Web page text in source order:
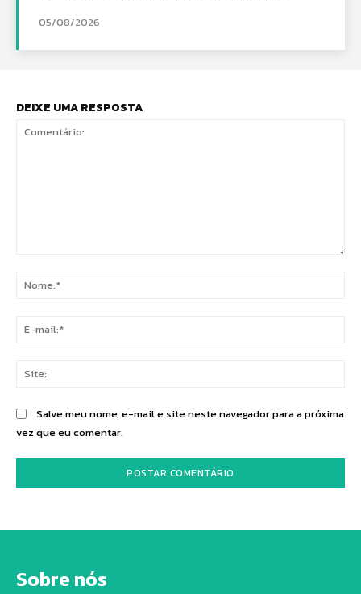
05/08/2026
DEIXE UMA RESPOSTA
Salve meu nome, e-mail e site neste navegador para a próxima
vez que eu comentar.
Sobre nós